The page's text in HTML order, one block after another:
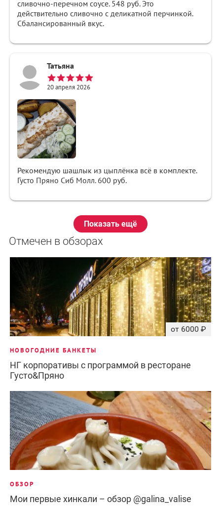
сливочно-перечном соусе. 548 руб. Это
действительно сливочно с деликатной перчинкой.
Сбалансированный вкус.
Татьяна
20 апреля 2026
Рекомендую шашлык из цыплёнка всё в комплекте.
Густо Пряно Сиб Молл. 600 руб.
Показать ещё
Отмечен в обзорах
от 6000 ₽
НОВОГОДНИЕ БАНКЕТЫ
НГ корпоративы с программой в ресторане
Густо&Пряно
ОБЗОР
Мои первые хинкали – обзор @galina_valise